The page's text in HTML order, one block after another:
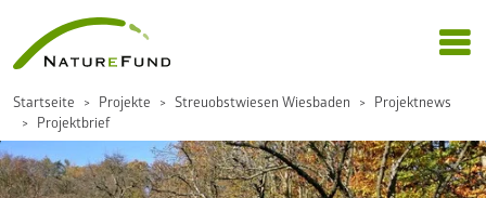
Startseite Projekte Streuobstwiesen Wiesbaden
Projektnews
Projektbrief